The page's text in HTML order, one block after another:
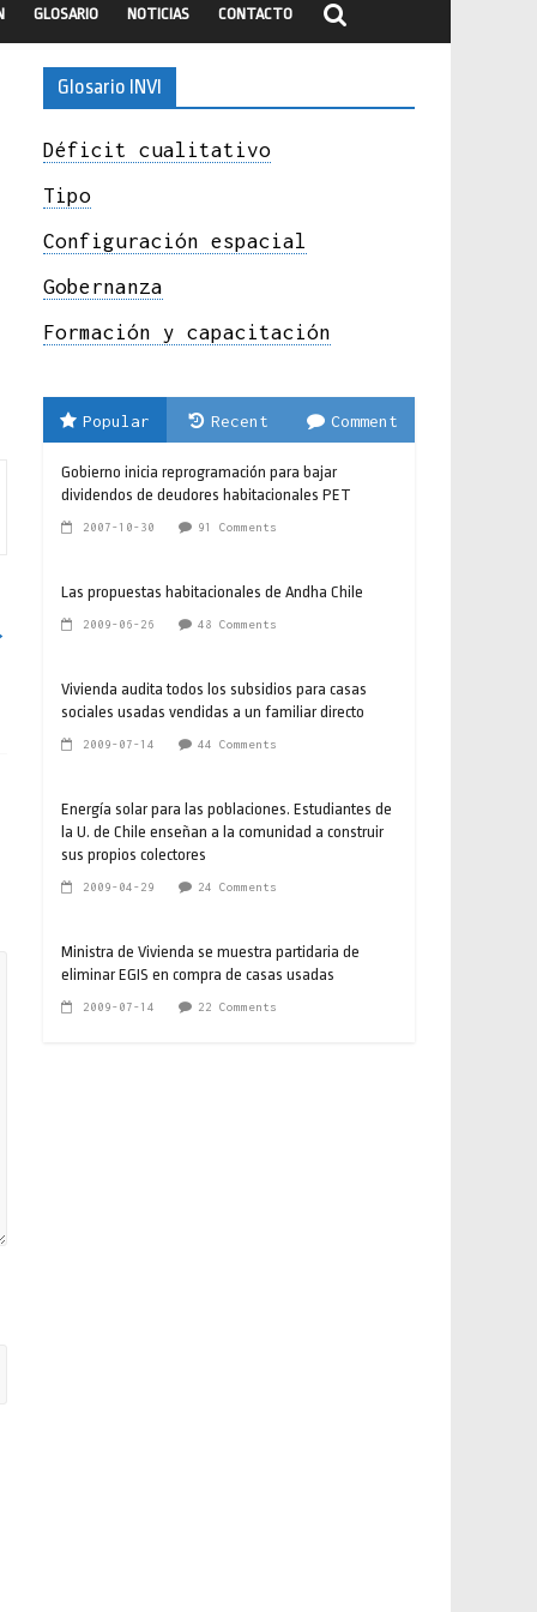
GLOSARIO NOTICIAS CONTACTO
Glosario INVI
Déficit cualitativo
Tipo
Configuración espacial
Gobernanza
Formación y capacitación
Popular Recent Comment
Gobierno inicia reprogramación para bajar
dividendos de deudores habitacionales PET
2007-10-30 91 Comments
Las propuestas habitacionales de Andha Chile
2009-06-26 48 Comments
Vivienda audita todos los subsidios para casas
sociales usadas vendidas a un familiar directo
2009-07-14 44 Comments
Energía solar para las poblaciones. Estudiantes de
la U. de Chile enseñan a la comunidad a construir
sus propios colectores
2009-04-29 24 Comments
Ministra de Vivienda se muestra partidaria de
eliminar EGIS en compra de casas usadas
2009-07-14 22 Comments